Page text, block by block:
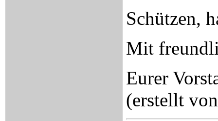
Schützen,
Mit
Eurer
(erstellt